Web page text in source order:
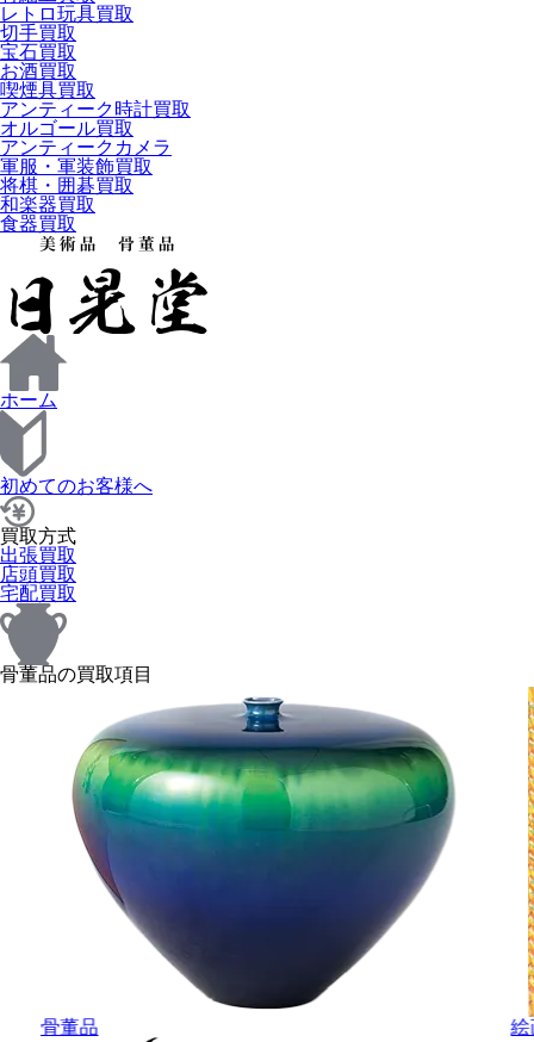
レトロ玩具買取
切手買取
宝石買取
お酒買取
喫煙具買取
アンティーク時計買取
オルゴール買取
アンティークカメラ
軍服・軍装飾買取
将棋・囲碁買取
和楽器買取
食器買取
ホーム
初めてのお客様へ
買取方式
出張買取
店頭買取
宅配買取
骨董品の買取項目
骨董品 絵